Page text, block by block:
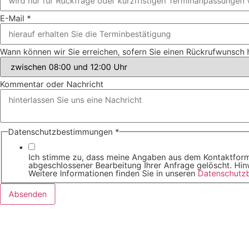
E-Mail *
Wann können wir Sie erreichen, sofern Sie einen Rückrufwunsch
Wann
erreichen,
können
Kommentar oder Nachricht
Datenschutzbestimmungen *
Ich stimme zu, dass meine Angaben aus dem
abgeschlossener Bearbeitung Ihrer Anfrage gelöscht.
Weitere Informationen finden Sie in unseren
Absenden